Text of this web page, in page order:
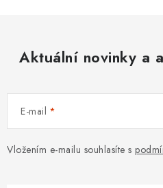
Aktuální novinky a
E-mail
Vložením e-mailu souhlasíte s